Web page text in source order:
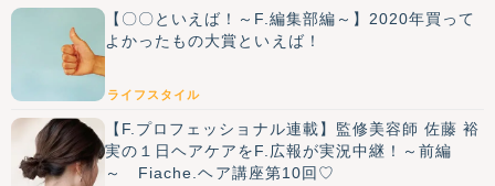
【〇〇といえば！～F.編集部編～】2020年買って
よかったもの大賞といえば！
ライフスタイル
【F.プロフェッショナル連載】監修美容師 佐藤 裕
実の１日ヘアケアをF.広報が実況中継！～前編
～ Fiache.ヘア講座第10回♡